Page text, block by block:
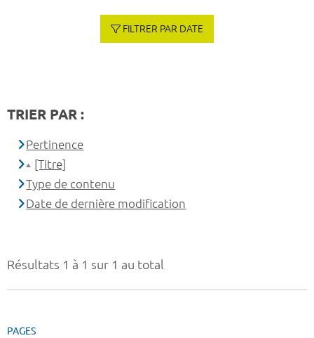
Résultats 1 à 1 sur 1 au total
PAGES
FILTRER PAR DATE
TRIER PAR :
Pertinence
[Titre]
Type de contenu
Date de dernière modification